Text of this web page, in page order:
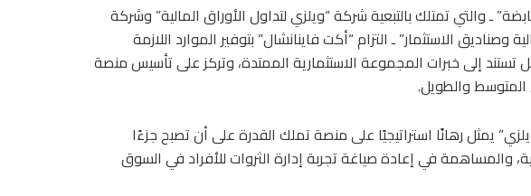
ـ والتي تمتلك بالتبعية شركة “ويلزي لتداول الأوراق المالية” وشركة
الاستثمار” ـ التزام “أكت فاينانشال” بتوفير الموارد اللازمة
تستند إلى خبرات المجموعة الاستثمارية الممتدة، وتركز على تأسيس منصة
المتوسط والطويل.
يمثل رهانًا استراتيجيًا على منصة تملك القدرة على أن تصبح جزءًا
والمساهمة في إعادة صياغة تجربة إدارة الثروات للأفراد في السوق